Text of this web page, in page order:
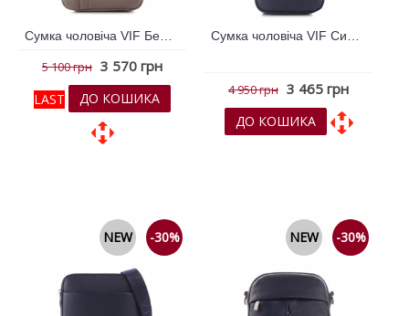
5 100 грн 3 570 грн
LAST ДО КОШИКА 4 950 грн 3 465 грн
ДО КОШИКА
-30%
NEW -30%
NEW